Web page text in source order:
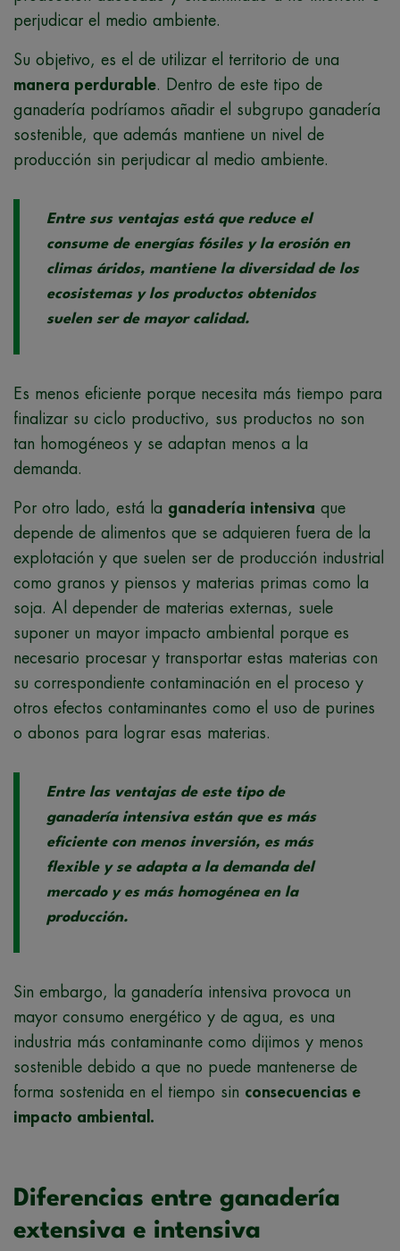
perjudicar el medio ambiente.
Su objetivo, es el de utilizar el territorio de una
manera perdurable. Dentro de este tipo de
ganadería podríamos añadir el subgrupo ganadería
sostenible, que además mantiene un nivel de
producción sin perjudicar al medio ambiente.
Entre sus ventajas está que reduce el
consume de energías fósiles y la erosión en
climas áridos, mantiene la diversidad de los
ecosistemas y los productos obtenidos
suelen ser de mayor calidad.
Es menos eficiente porque necesita más tiempo para
finalizar su ciclo productivo, sus productos no son
tan homogéneos y se adaptan menos a la
demanda.
Por otro lado, está la ganadería intensiva que
depende de alimentos que se adquieren fuera de la
explotación y que suelen ser de producción industrial
como granos y piensos y materias primas como la
soja. Al depender de materias externas, suele
suponer un mayor impacto ambiental porque es
necesario procesar y transportar estas materias con
su correspondiente contaminación en el proceso y
otros efectos contaminantes como el uso de purines
o abonos para lograr esas materias.
Entre las ventajas de este tipo de
ganadería intensiva están que es más
eficiente con menos inversión, es más
flexible y se adapta a la demanda del
mercado y es más homogénea en la
producción.
Sin embargo, la ganadería intensiva provoca un
mayor consumo energético y de agua, es una
industria más contaminante como dijimos y menos
sostenible debido a que no puede mantenerse de
forma sostenida en el tiempo sin consecuencias e
impacto ambiental.
Diferencias entre ganadería
extensiva e intensiva